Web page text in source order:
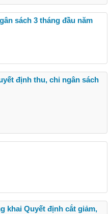
sách 3 tháng đầu năm
định thu, chi ngân sách
khai Quyết định cắt giảm,